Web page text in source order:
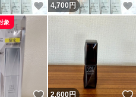
いいね！
4,700 円
象
2,600円